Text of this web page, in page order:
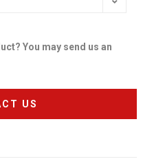
You may send us an
US